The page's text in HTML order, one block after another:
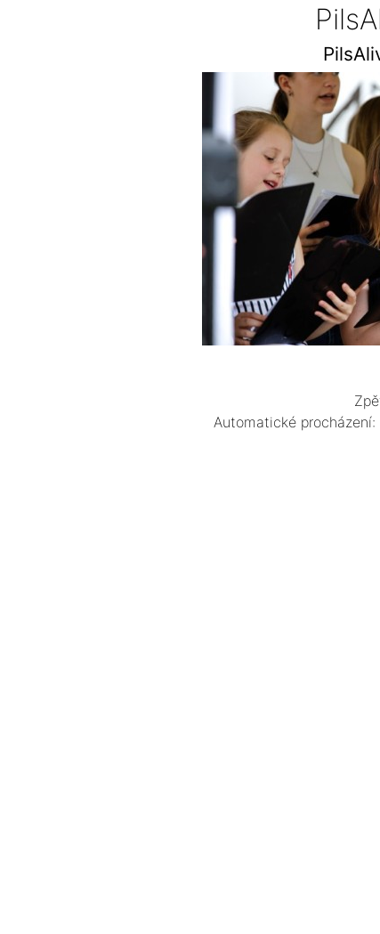
Automatické procházení: